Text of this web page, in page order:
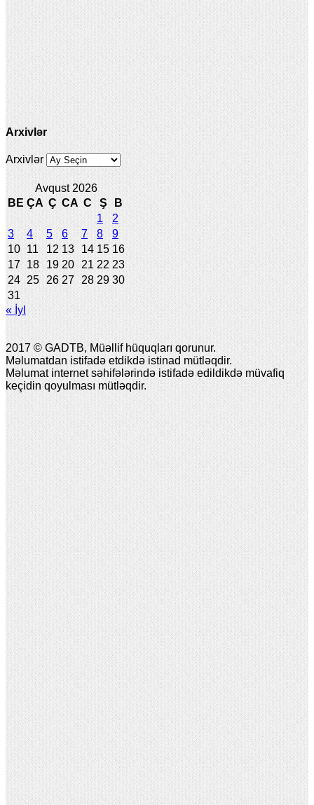
Arxivlər
Arxivlər
Avqust 2026
BE ÇA Ç CA C Ş
B
1
2
3
4 5 6 7 8
9
10 11 12 13 14 15 16
17 18 19 20 21 22 23
24 25 26 27 28 29 30
31
« İyl
2017 © GADTB, Müəllif hüquqları qorunur.
Məlumatdan istifadə etdikdə istinad mütləqdir.
Məlumat internet səhifələrində istifadə edildikdə müvafiq
keçidin qoyulması mütləqdir.